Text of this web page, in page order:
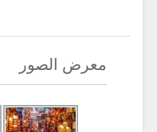
معرض الصور